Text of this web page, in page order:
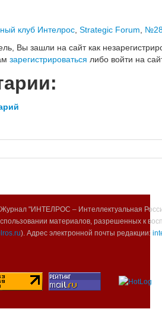
клуб Интелрос, Strategic Forum,
Вы зашли на сайт как
зарегистрироваться либо войти на
"ИНТЕЛРОС – Интеллектуальная
материалов, разрешенных к
). Адрес электронной почты редакции: